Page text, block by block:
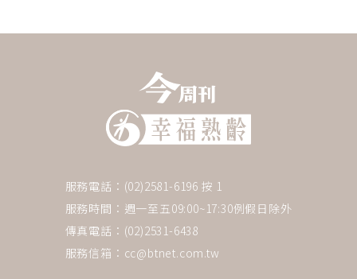
服務電話：(02)2581-6196 按 1
服務時間：週一至五09:00~17:30例假日除外
傳真電話：(02)2531-6438
服務信箱： cc@btnet.com.tw